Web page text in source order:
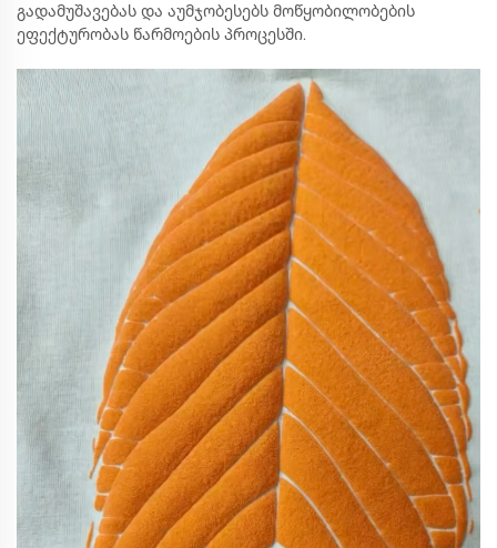
გადამუშავებას და აუმჯობესებს მოწყობილობების
ეფექტურობას წარმოების პროცესში.